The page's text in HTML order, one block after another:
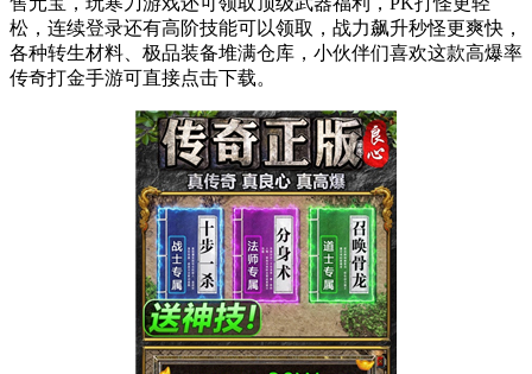
松，连续登录还有高阶技能可以领取，战力飙升秒怪更爽快，
各种转生材料、极品装备堆满仓库，小伙伴们喜欢这款高爆率
传奇打金手游可直接点击下载。